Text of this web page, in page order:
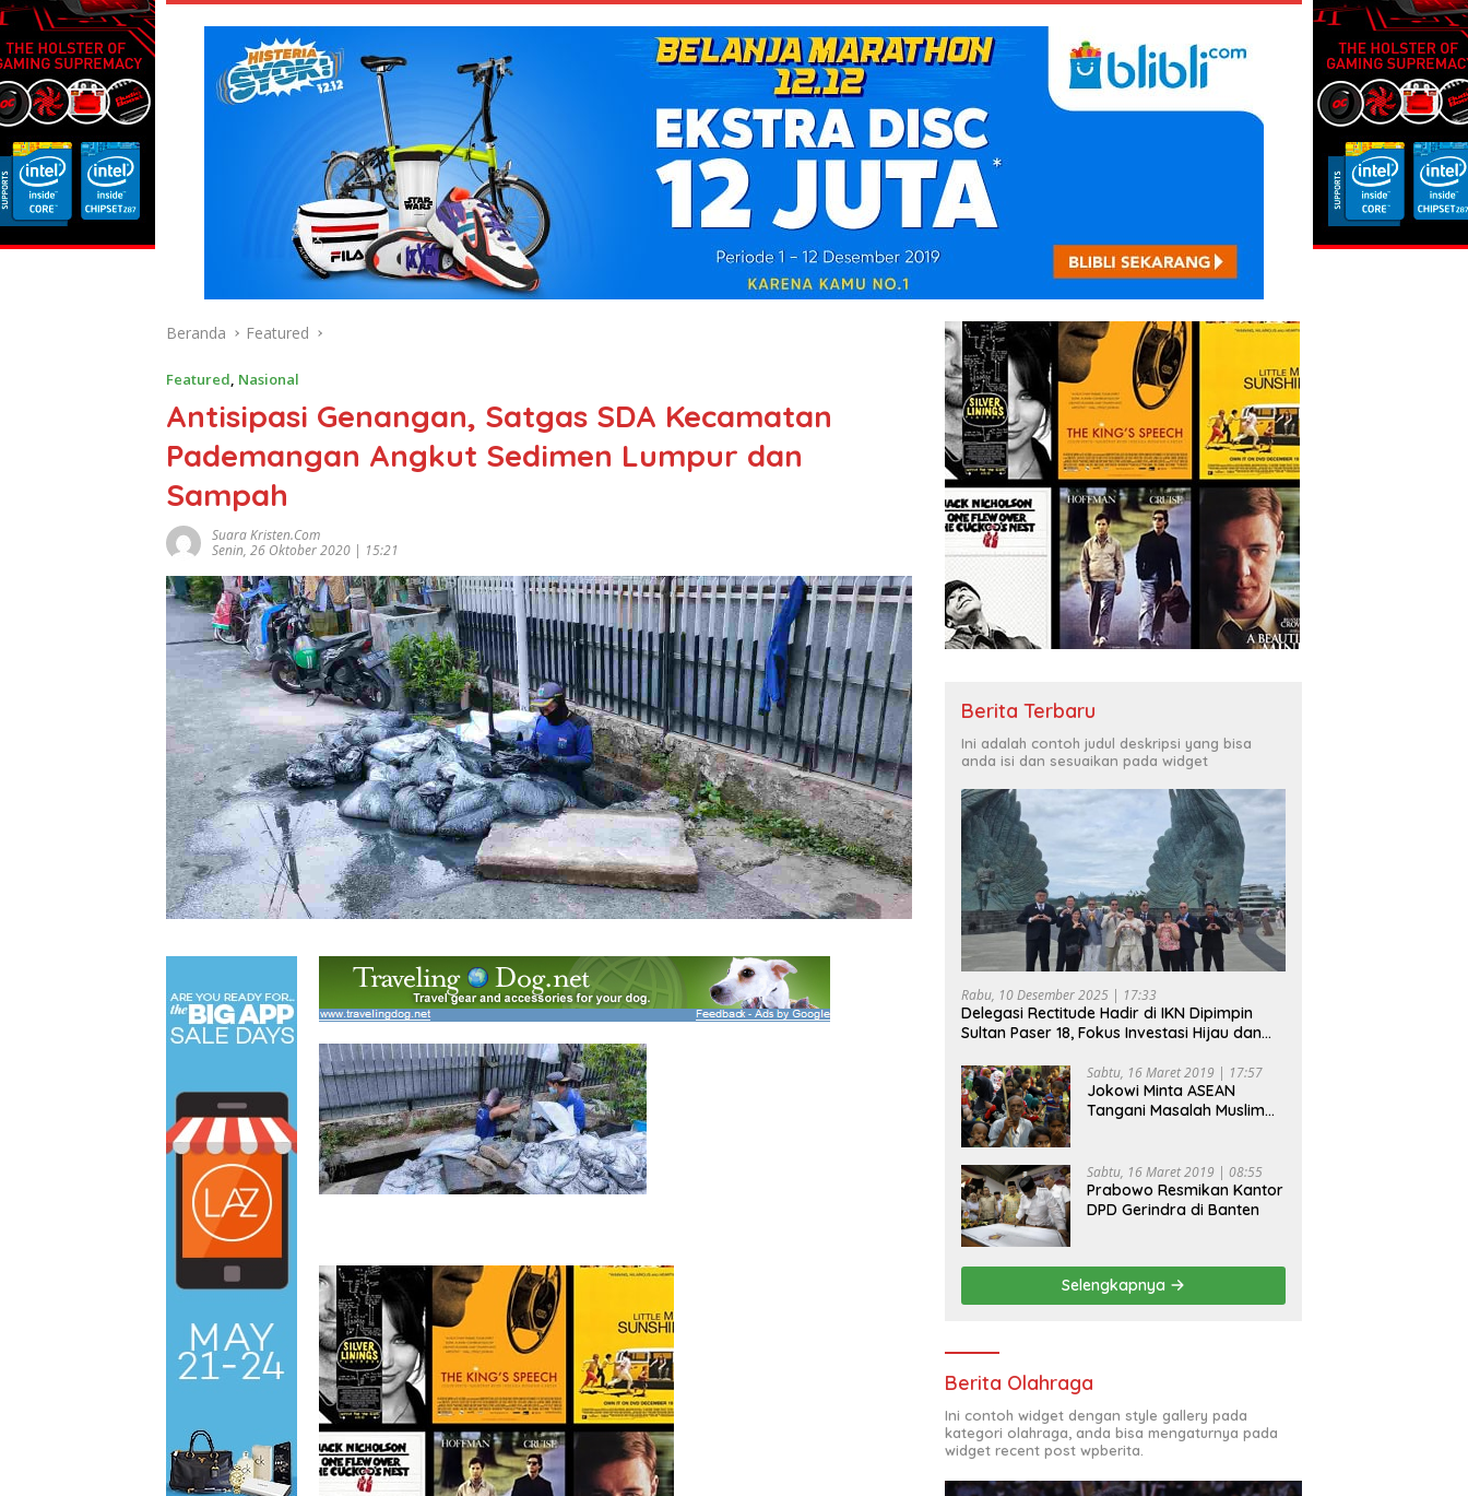
Beranda Featured
Featured, Nasional
Antisipasi Genangan, Satgas SDA Kecamatan
Pademangan Angkut Sedimen Lumpur dan
Sampah
Suara Kristen.com
Senin, 26 Oktober 2020 | 15:21
Berita Terbaru
Ini adalah contoh judul deskripsi yang bisa
anda isi dan sesuaikan pada widget
Rabu, 10 Desember 2025 | 17:33
Delegasi Rectitude Hadir di IKN Dipimpin
Sultan Paser 18, Fokus Investasi Hijau dan
Sabtu, 16 Maret 2019 | 17:57
Jokowi Minta ASEAN
Tangani Masalah Muslim
Sabtu, 16 Maret 2019 | 08:55
Prabowo Resmikan Kantor
DPD Gerindra di Banten
Selengkapnya
Berita Olahraga
Ini contoh widget dengan style gallery pada
kategori olahraga, anda bisa mengaturnya pada
widget recent post wpberita.